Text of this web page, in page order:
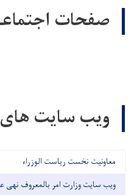
صفحات
ویب سایت
معاونیت نخست ریاست الوزراء
ویب سایت وزارت امر بالمعروف